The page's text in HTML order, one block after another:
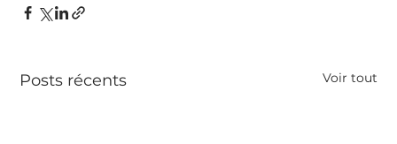
Posts récents Voir tout